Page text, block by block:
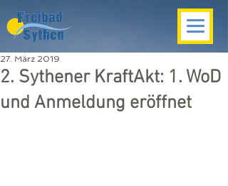
2. Sythener KraftAkt: 1. WoD
und Anmeldung eröffnet
27. März 2019